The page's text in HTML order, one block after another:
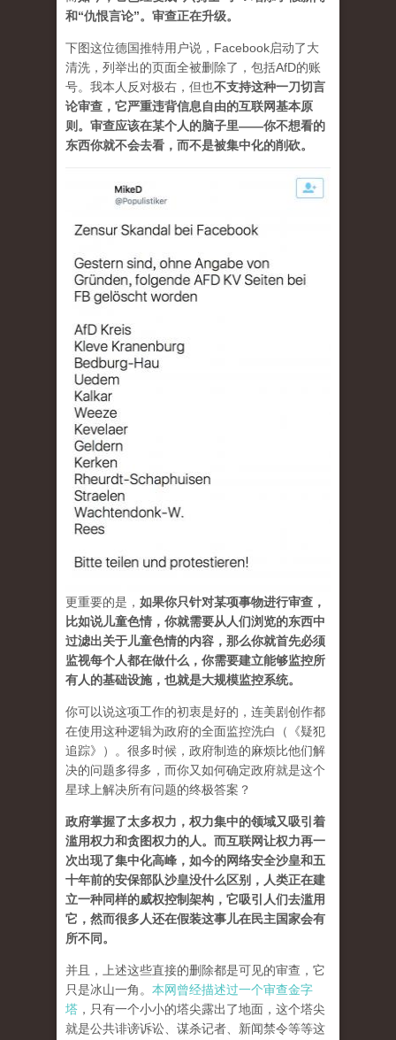
和“仇恨言论”。审查正在升级。
下图这位德国推特用户说，Facebook启动了大
清洗，列举出的页面全被删除了，包括AfD的账
号。我本人反对极右，但也不支持这种一刀切言
论审查，它严重违背信息自由的互联网基本原
则。审查应该在某个人的脑子里——你不想看的
东西你就不会去看，而不是被集中化的削砍。
更重要的是， 如果你只针对某项事物进行审查，
比如说儿童色情，你就需要从人们浏览的东西中
过滤出关于儿童色情的内容，那么你就首先必须
监视每个人都在做什么，你需要建立能够监控所
有人的基础设施，也就是大规模监控系统。
你可以说这项工作的初衷是好的，连美剧创作都
在使用这种逻辑为政府的全面监控洗白（《疑犯
追踪》）。很多时候，政府制造的麻烦比他们解
决的问题多得多，而你又如何确定政府就是这个
星球上解决所有问题的终极答案？
政府掌握了太多权力，权力集中的领域又吸引着
滥用权力和贪图权力的人。而互联网让权力再一
次出现了集中化高峰，如今的网络安全沙皇和五
十年前的安保部队沙皇没什么区别，人类正在建
立一种同样的威权控制架构，它吸引人们去滥用
它，然而很多人还在假装这事儿在民主国家会有
所不同。
并且，上述这些直接的删除都是可见的审查，它
只是冰山一角。 本网曾经描述过一个审查金字
塔 ，只有一个小小的塔尖露出了地面，这个塔尖
就是公共诽谤诉讼、谋杀记者、新闻禁令等等这